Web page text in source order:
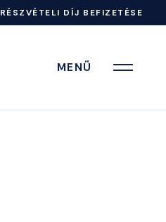
RÉSZVÉTELI DÍJ BEFIZETÉSE
MENÜ